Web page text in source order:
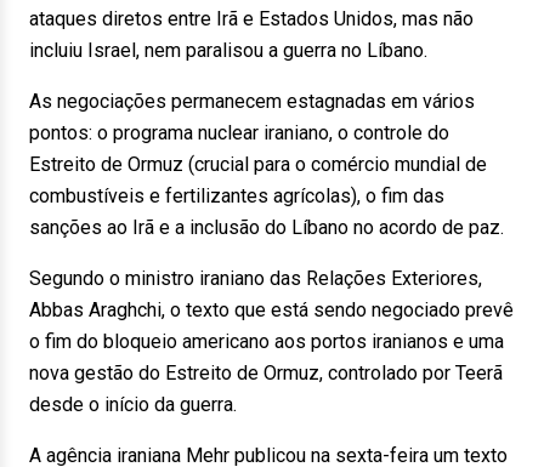
ataques diretos entre Irã e Estados Unidos, mas não
incluiu Israel, nem paralisou a guerra no Líbano.
As negociações permanecem estagnadas em vários
pontos: o programa nuclear iraniano, o controle do
Estreito de Ormuz (crucial para o comércio mundial de
combustíveis e fertilizantes agrícolas), o fim das
sanções ao Irã e a inclusão do Líbano no acordo de paz.
Segundo o ministro iraniano das Relações Exteriores,
Abbas Araghchi, o texto que está sendo negociado prevê
o fim do bloqueio americano aos portos iranianos e uma
nova gestão do Estreito de Ormuz, controlado por Teerã
desde o início da guerra.
A agência iraniana Mehr publicou na sexta-feira um texto